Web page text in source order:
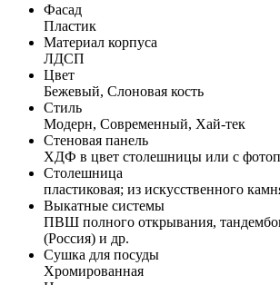
Фасад
Пластик
Материал корпуса
ЛДСП
Цвет
Бежевый, Слоновая кость
Стиль
Модерн, Современный, Хай-тек
Стеновая панель
ХДФ в цвет столешницы или с
Столешница
пластиковая; из искусственного
Выкатные системы
ПВШ полного открывания,
(Россия) и др.
Сушка для посуды
Хромированная